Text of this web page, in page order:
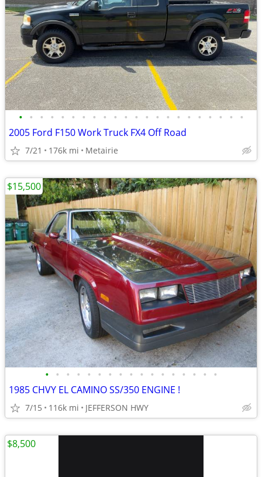
• • • • • • • • • • • • • • • • • • • • • •
2005 Ford F150 Work Truck FX4 Off Road
7/21 176k mi Metairie
• • • • • • • • • • • • • • • • •
1985 CHVY EL CAMINO SS/350 ENGINE !
7/15 116k mi JEFFERSON HWY
$15,500
$8,500